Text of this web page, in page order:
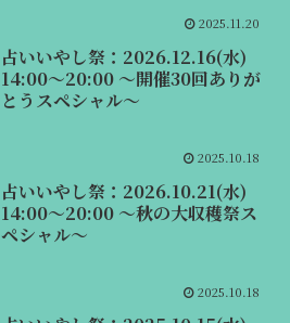
2025.11.20
占いいやし祭：2026.12.16(水)
14:00～20:00 ～開催30回ありが
とうスペシャル～
2025.10.18
占いいやし祭：2026.10.21(水)
14:00～20:00 ～秋の大収穫祭ス
ペシャル～
2025.10.18